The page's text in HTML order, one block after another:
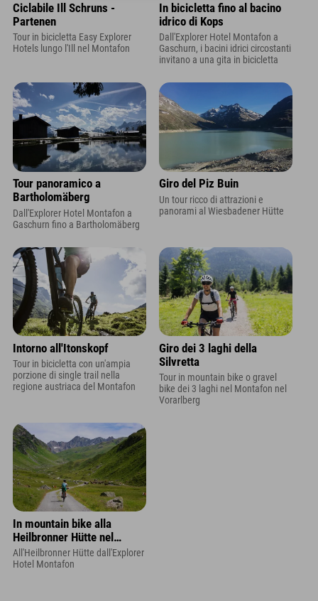
Ciclabile Ill Schruns -
Partenen
Tour in bicicletta Easy Explorer
Hotels lungo l'Ill nel Montafon
In bicicletta fino al bacino
idrico di Kops
Dall'Explorer Hotel Montafon a
Gaschurn, i bacini idrici circostanti
invitano a una gita in bicicletta
Tour panoramico a
Bartholomäberg
Dall'Explorer Hotel Montafon a
Gaschurn fino a Bartholomäberg
Giro del Piz Buin
Un tour ricco di attrazioni e
panorami al Wiesbadener Hütte
Intorno all'Itonskopf
Tour in bicicletta con un'ampia
porzione di single trail nella
regione austriaca del Montafon
Giro dei 3 laghi della
Silvretta
Tour in mountain bike o gravel
bike dei 3 laghi nel Montafon nel
Vorarlberg
In mountain bike alla
Heilbronner Hütte nel
Montafon
All'Heilbronner Hütte dall'Explorer
Hotel Montafon